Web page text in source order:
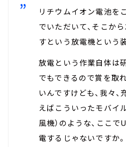
リチウムイオン電池を
でいただいて、そこか
すという放電機という
放電という作業自体は
でもできるので賞を取
いんですけども、我々、
えばこういったモバイ
風機）のような、ここ
電するじゃないですか